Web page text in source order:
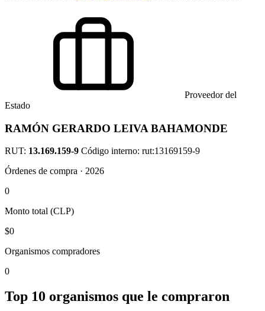
Proveedor del
Estado
RAMÓN GERARDO LEIVA BAHAMONDE
RUT: 13.169.159-9 Código interno: rut:13169159-9
Órdenes de compra · 2026
0
Monto total (CLP)
$0
Organismos compradores
0
Top 10 organismos que le compraron